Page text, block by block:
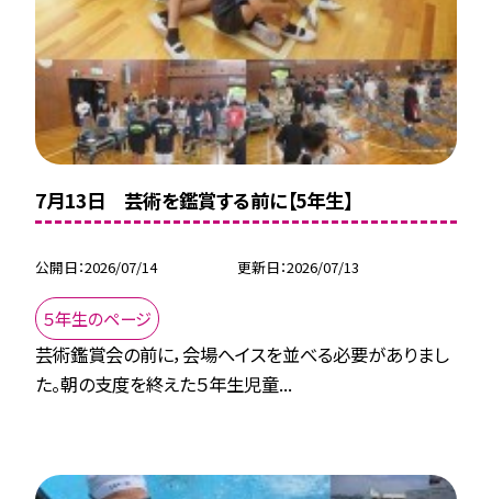
7月13日 芸術を鑑賞する前に【5年生】
公開日 2026/07/14 更新日 2026/07/13
５年生のページ
芸術鑑賞会の前に，会場へイスを並べる必要がありまし
た。朝の支度を終えた５年生児童...